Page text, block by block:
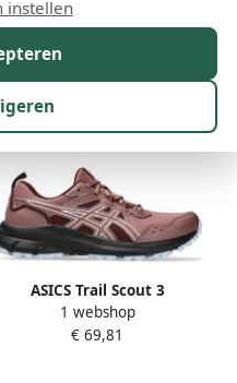
Kleur
ASICS Trail Scout 3
hardloopschoenen oudroze
donkerrood
1 webshop
€ 69,81
instellen